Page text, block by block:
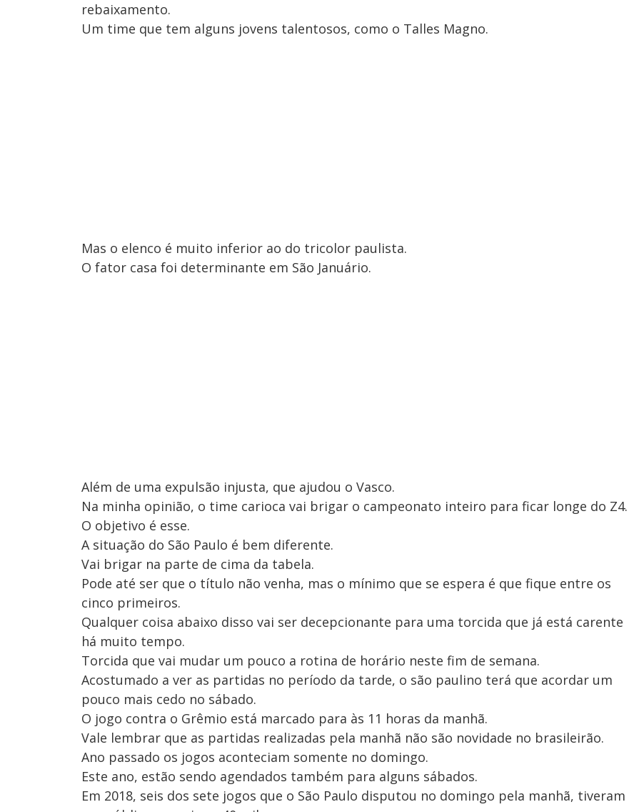
rebaixamento.
Um time que tem alguns jovens talentosos, como o Talles Magno.
Mas o elenco é muito inferior ao do tricolor paulista.
O fator casa foi determinante em São Januário.
Além de uma expulsão injusta, que ajudou o Vasco.
Na minha opinião, o time carioca vai brigar o campeonato inteiro para ficar longe do Z4.
O objetivo é esse.
A situação do São Paulo é bem diferente.
Vai brigar na parte de cima da tabela.
Pode até ser que o título não venha, mas o mínimo que se espera é que fique entre os
cinco primeiros.
Qualquer coisa abaixo disso vai ser decepcionante para uma torcida que já está carente
há muito tempo.
Torcida que vai mudar um pouco a rotina de horário neste fim de semana.
Acostumado a ver as partidas no período da tarde, o são paulino terá que acordar um
pouco mais cedo no sábado.
O jogo contra o Grêmio está marcado para às 11 horas da manhã.
Vale lembrar que as partidas realizadas pela manhã não são novidade no brasileirão.
Ano passado os jogos aconteciam somente no domingo.
Este ano, estão sendo agendados também para alguns sábados.
Em 2018, seis dos sete jogos que o São Paulo disputou no domingo pela manhã, tiveram